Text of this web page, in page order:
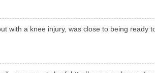
with a knee injury, was close to being